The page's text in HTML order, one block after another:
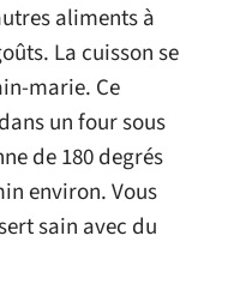
aliments à
La cuisson se
marie. Ce
un four sous
de 180 degrés
environ. Vous
sain avec du